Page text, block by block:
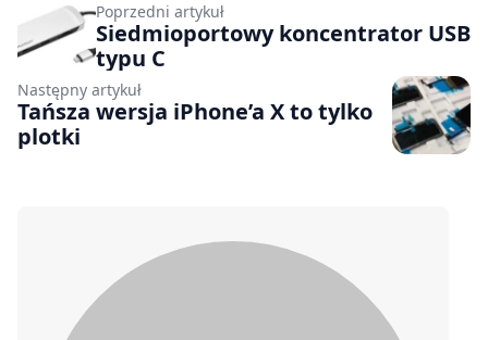
Poprzedni artykuł
Siedmioportowy koncentrator USB
typu C
Następny artykuł
Tańsza wersja iPhone’a X to tylko
plotki